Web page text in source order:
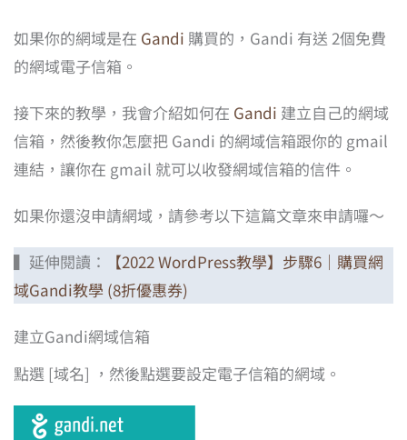
如果你的網域是在 Gandi 購買的，Gandi 有送 2個免費
的網域電子信箱。
接下來的教學，我會介紹如何在 Gandi 建立自己的網域
信箱，然後教你怎麼把 Gandi 的網域信箱跟你的 gmail
連結，讓你在 gmail 就可以收發網域信箱的信件。
如果你還沒申請網域，請參考以下這篇文章來申請囉～
▍延伸閱讀：
【2022 WordPress教學】步驟6｜購買網
域Gandi教學 (8折優惠券)
建立Gandi網域信箱
點選 [域名] ，然後點選要設定電子信箱的網域。